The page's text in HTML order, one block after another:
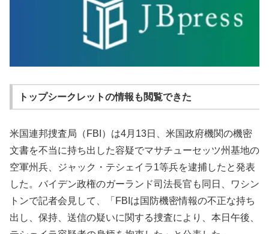
トップシークレットの情報も閲覧できた
米国連邦捜査局（FBI）は4月13日、米国政府機関の機密
文書を不当に持ち出した容疑でマサチューセッツ州基地の
空軍州兵、ジャック・テシェイラ1等兵を逮捕したと発表
した。バイデン政権のガーランド司法長官も同日、ワシン
トンで記者会見して、「FBIは国防機密情報の不正な持ち
出し、保持、送信の疑いに関する捜査により、本日午後、